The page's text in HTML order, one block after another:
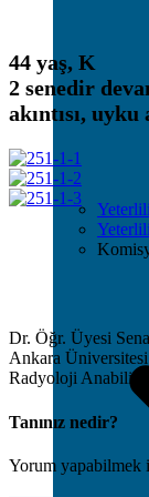
44 yaş, K
2 senedir
akıntısı, uyku
Dr. Öğr. Üyesi
Ankara
Radyoloji Anabilim
Tanınız nedir?
Yorum yapabilmek